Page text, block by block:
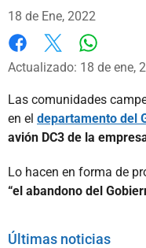
18 de Ene, 2022
Facebook
X
Actualizado: 18 de ene,
Las comunidades
en el departamento del
avión DC3 de la
Lo hacen en forma de
“el abandono del
Últimas noticias